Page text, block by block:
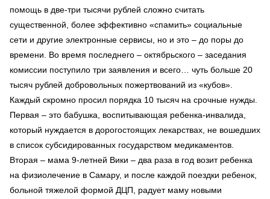
помощь в две-три тысячи рублей сложно считать
существенной, более эффективно «спамить» социальные
сети и другие электронные сервисы, но и это – до поры до
времени. Во время последнего – октябрьского – заседания
комиссии поступило три заявления и всего… чуть больше 20
тысяч рублей добровольных пожертвований из «кубов».
Каждый скромно просил порядка 10 тысяч на срочные нужды.
Первая – это бабушка, воспитывающая ребенка-инвалида,
который нуждается в дорогостоящих лекарствах, не вошедших
в список субсидированных государством медикаментов.
Вторая – мама 9-летней Вики – два раза в год возит ребенка
на физиолечение в Самару, и после каждой поездки ребенок,
больной тяжелой формой ДЦП, радует маму новыми